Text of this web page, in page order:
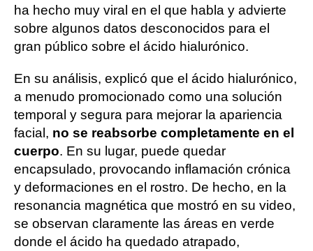
ha hecho muy viral en el que habla y advierte
sobre algunos datos desconocidos para el
gran público sobre el ácido hialurónico.
En su análisis, explicó que el ácido hialurónico,
a menudo promocionado como una solución
temporal y segura para mejorar la apariencia
facial, no se reabsorbe completamente en el
cuerpo. En su lugar, puede quedar
encapsulado, provocando inflamación crónica
y deformaciones en el rostro. De hecho, en la
resonancia magnética que mostró en su video,
se observan claramente las áreas en verde
donde el ácido ha quedado atrapado,